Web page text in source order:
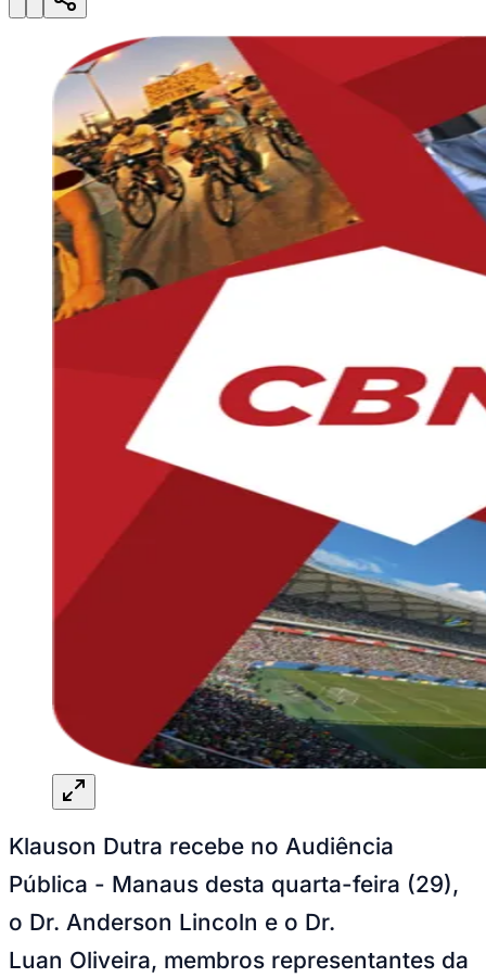
Klauson Dutra recebe no Audiência
Pública - Manaus desta quarta-feira (29),
o Dr. Anderson Lincoln e o Dr.
Luan Oliveira, membros representantes da